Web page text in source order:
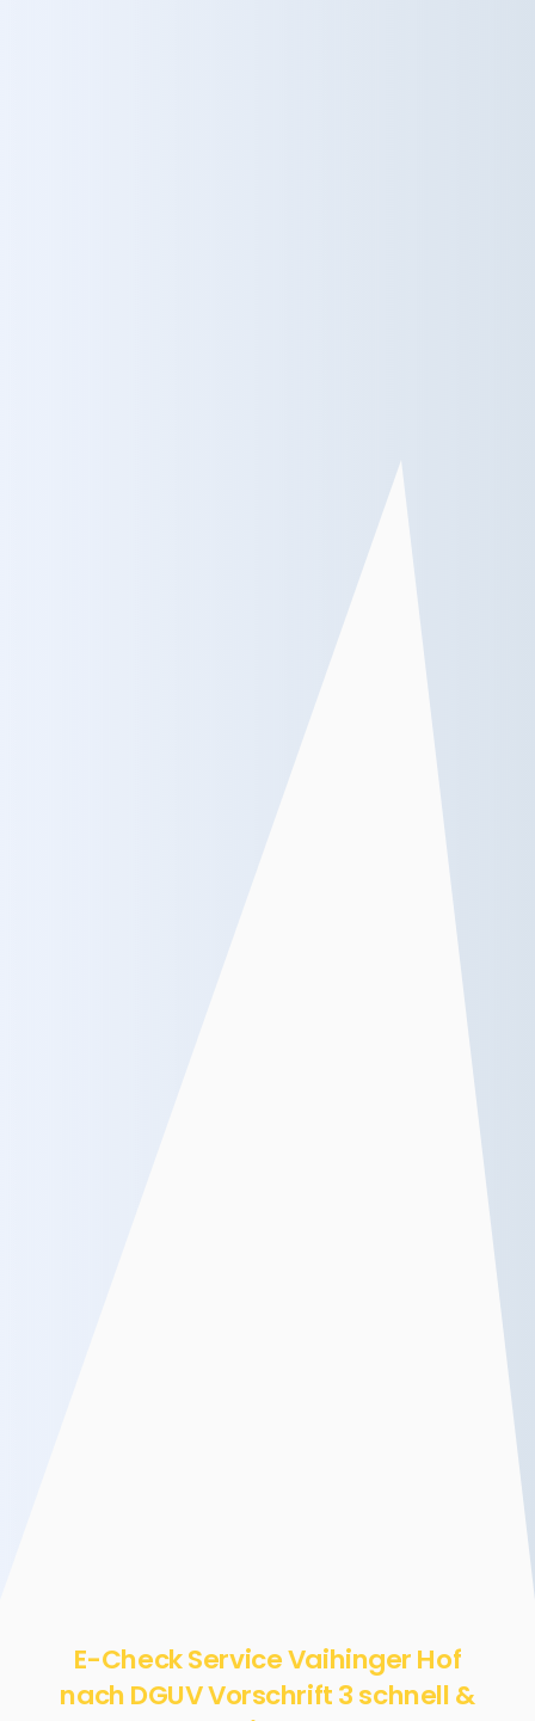
E-Check Service Vaihinger Hof
nach DGUV Vorschrift 3 schnell &